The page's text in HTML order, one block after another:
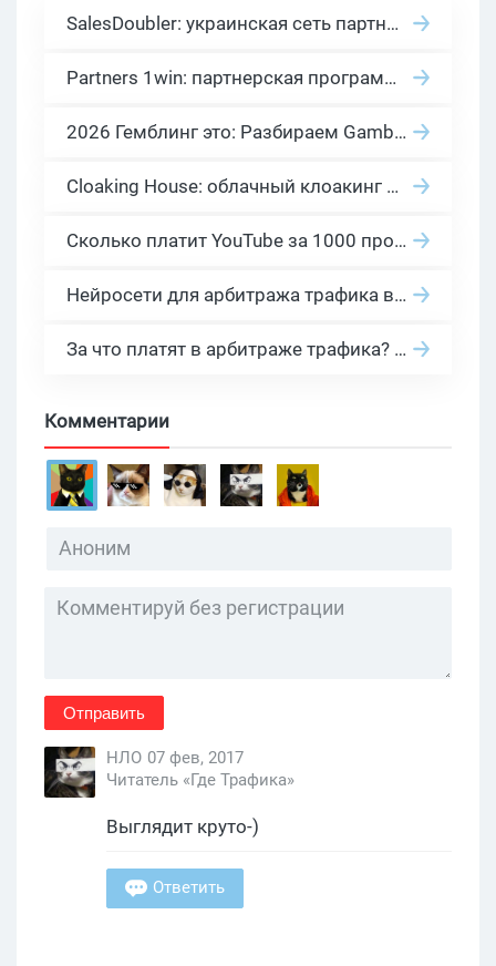
SalesDoubler: украинская сеть партнерских программ с оплатой за действие
Partners 1win: партнерская программа казино в нише гемблинг арбитраж
2026 Гемблинг это: Разбираем Gambling вертикаль, и все что связано с гемблинг и беттинг офферами
Cloaking House: облачный клоакинг для фильтрации ботов FB и Google Ads — гайд PHP-интеграции 2026
Сколько платит YouTube за 1000 просмотров в 2026: реальные цифры от 0.5 до 36 USD по ГЕО
Нейросети для арбитража трафика в 2026: инструменты, кейсы и AI-медиабайеры
За что платят в арбитраже трафика? 30 моделей оплаты в бурж и СНГ партнерках
Комментарии
Отправить
НЛО 07 фев, 2017
Читатель «Где Трафика»
Выглядит круто-)
Ответить